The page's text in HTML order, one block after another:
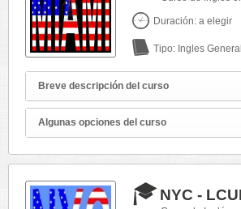
Duración: a elegir
Tipo: Ingles General
Breve descripción del curso
Algunas opciones del curso
NYC -